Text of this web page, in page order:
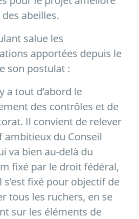
abeilles.
salue les
apportées depuis le
son postulat :
a tout d’abord le
des contrôles et de
Il convient de relever
ambitieux du Conseil
va bien au-delà du
fixé par le droit fédéral,
s’est fixé pour objectif de
tous les ruchers, en se
sur les éléments de